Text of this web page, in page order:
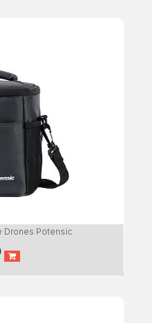
Drones Potensic